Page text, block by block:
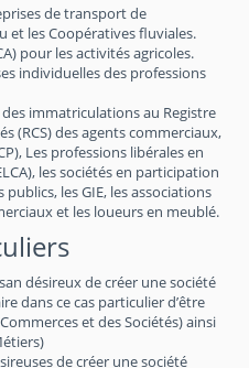
de transport de
et les Coopératives fluviales.
pour les activités agricoles.
individuelles des professions
des immatriculations au Registre
(RCS) des agents commerciaux,
Les professions libérales en
les sociétés en participation
publics, les GIE, les associations
et les loueurs en meublé.
désireux de créer une société
dans ce cas particulier d’être
et des Sociétés) ainsi
de créer une société